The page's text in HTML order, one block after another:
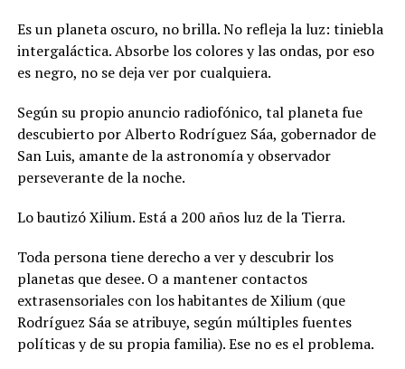
Es un planeta oscuro, no brilla. No refleja la luz: tiniebla
intergaláctica. Absorbe los colores y las ondas, por eso
es negro, no se deja ver por cualquiera.
Según su propio anuncio radiofónico, tal planeta fue
descubierto por Alberto Rodríguez Sáa, gobernador de
San Luis, amante de la astronomía y observador
perseverante de la noche.
Lo bautizó Xilium. Está a 200 años luz de la Tierra.
Toda persona tiene derecho a ver y descubrir los
planetas que desee. O a mantener contactos
extrasensoriales con los habitantes de Xilium (que
Rodríguez Sáa se atribuye, según múltiples fuentes
políticas y de su propia familia). Ese no es el problema.